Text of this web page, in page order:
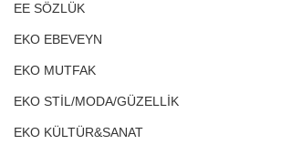
EE SÖZLÜK
EKO EBEVEYN
EKO MUTFAK
EKO STİL/MODA/GÜZELLİK
EKO KÜLTÜR&SANAT